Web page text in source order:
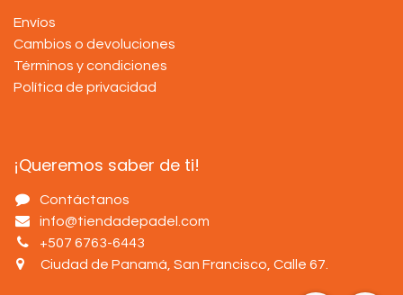
Envíos
Cambios o devoluciones
Términos y condiciones
Política de privacidad
¡Queremos saber de ti!
Contáctanos
info@tiendadepadel.com
+507 6763-6443
Ciudad de Panamá, San Francisco, Calle 67